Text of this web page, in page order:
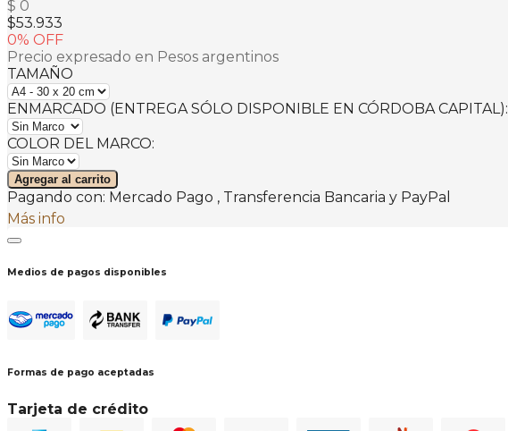
$ 0
$53.933
0% OFF
Precio expresado en Pesos argentinos
TAMAÑO
ENMARCADO (ENTREGA SÓLO DISPONIBLE EN CÓRDOBA CAPITAL):
COLOR DEL MARCO:
Agregar al carrito
Pagando con: Mercado Pago , Transferencia Bancaria y PayPal
Más info
Medios de pagos disponibles
Mercado PagoTransferencia Bancaria
Formas de pago aceptadas
Tarjeta de crédito